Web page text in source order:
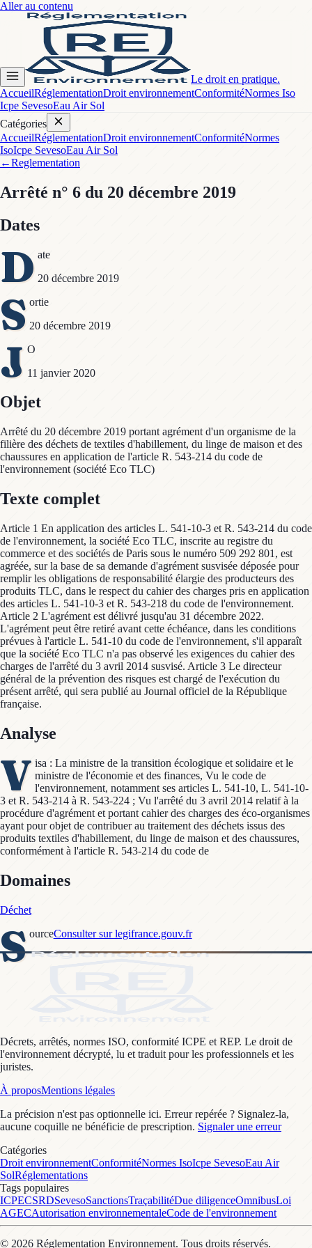
Aller au contenu
Le droit en pratique.
AccueilRéglementationDroit environnementConformitéNormes Iso
Icpe SevesoEau Air Sol
Catégories
AccueilRéglementationDroit environnementConformitéNormes
IsoIcpe SevesoEau Air Sol
←Reglementation
Arrêté n° 6 du 20 décembre 2019
Dates
D ate
20 décembre 2019
S ortie
20 décembre 2019
J O
11 janvier 2020
Objet
Arrêté du 20 décembre 2019 portant agrément d'un organisme de la
filière des déchets de textiles d'habillement, du linge de maison et des
chaussures en application de l'article R. 543-214 du code de
l'environnement (société Eco TLC)
Texte complet
Article 1 En application des articles L. 541-10-3 et R. 543-214 du code
de l'environnement, la société Eco TLC, inscrite au registre du
commerce et des sociétés de Paris sous le numéro 509 292 801, est
agréée, sur la base de sa demande d'agrément susvisée déposée pour
remplir les obligations de responsabilité élargie des producteurs des
produits TLC, dans le respect du cahier des charges pris en application
des articles L. 541-10-3 et R. 543-218 du code de l'environnement.
Article 2 L'agrément est délivré jusqu'au 31 décembre 2022.
L'agrément peut être retiré avant cette échéance, dans les conditions
prévues à l'article L. 541-10 du code de l'environnement, s'il apparaît
que la société Eco TLC n'a pas observé les exigences du cahier des
charges de l'arrêté du 3 avril 2014 susvisé. Article 3 Le directeur
général de la prévention des risques est chargé de l'exécution du
présent arrêté, qui sera publié au Journal officiel de la République
française.
Analyse
V isa : La ministre de la transition écologique et solidaire et le
ministre de l'économie et des finances, Vu le code de
l'environnement, notamment ses articles L. 541-10, L. 541-10-
3 et R. 543-214 à R. 543-224 ; Vu l'arrêté du 3 avril 2014 relatif à la
procédure d'agrément et portant cahier des charges des éco-organismes
ayant pour objet de contribuer au traitement des déchets issus des
produits textiles d'habillement, du linge de maison et des chaussures,
conformément à l'article R. 543-214 du code de
Domaines
Déchet
S ourceConsulter sur legifrance.gouv.fr
Décrets, arrêtés, normes ISO, conformité ICPE et REP. Le droit de
l'environnement décrypté, lu et traduit pour les professionnels et les
juristes.
À proposMentions légales
La précision n'est pas optionnelle ici. Erreur repérée ? Signalez-la,
aucune coquille ne bénéficie de prescription. Signaler une erreur
Catégories
Droit environnementConformitéNormes IsoIcpe SevesoEau Air
SolRéglementations
Tags populaires
ICPECSRDSevesoSanctionsTraçabilitéDue diligenceOmnibusLoi
AGECAutorisation environnementaleCode de l'environnement
© 2026 Réglementation Environnement. Tous droits réservés.